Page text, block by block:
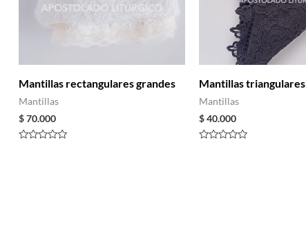
Mantillas rectangulares grandes
Mantillas
$70.000
Mantillas triangulares
Mantillas
$40.000